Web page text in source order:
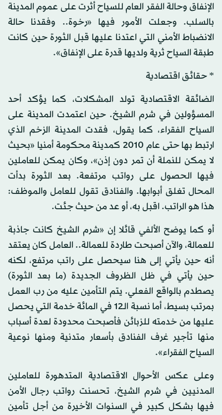
الإنفاق وحالة الفقر العام للسياح أثرت على عموم المدينة
بالسلب. وجعلت الأمور فيها «رخوة.. وفقدنا حالة
الانضباط الأمني التي اعتدنا عليها قبل الثورة حين كانت
طبقة السياح ثرية ولديها قدرة على الإنفاق».
* حقائق اقتصادية
الضائقة الاقتصادية تولد المشكلات، كما يؤكد أحد
المسؤولين في شرم الشيخ. حين اعتمدت المدينة على
السياح الفقراء، كما يقول، فقدت المدينة الزخم الذي
ارتبط بها حتى عام 2010 كمدينة محكومة أمنيا «بحيث
لا يمكن للنملة أن تمر دون إذن»، وكان يمكن للعاملين
فيها الحصول على رواتب مرتفعة. بعد الثورة بدأت
المحال تغلق أبوابها. والفنادق تقول للعامل والموظف:
هذا هو الراتب. اقبل به، أو عد من حيث جئت.
أو كما يوضح الألفي قائلا إن «شرم الشيخ كانت جاذبة
للعمالة، والآن أصبحت طاردة للعمالة.. العامل كان يعتقد
أنه حين يأتي إلى هنا سيحصل على راتب مرتفع، لكنه
حين يأتي في ظل الظروف الجديدة (ما بعد الثورة)
يصطدم بالواقع الفعلي. يتم التأمين عليه من رب العمل
بمرتب بسيط، أما نسبة الـ12 في المائة خدمة التي يحصل
عليها من خدمته للزبائن فأصبحت محدودة لعدة أسباب
منها تأجير غرف الفنادق بأسعار متدنية ومنها نوعية
السياح الفقراء».
وعلى عكس الأحوال الاقتصادية المتدهورة للعاملين
المدنيين في شرم الشيخ، تحسنت رواتب رجال الأمن
فيها بشكل كبير في السنوات الأخيرة من أجل تأمين